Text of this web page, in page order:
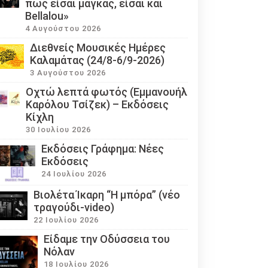
πως είσαι μάγκας, είσαι και
Bellalou»
4 Αυγούστου 2026
Διεθνείς Μουσικές Ημέρες
Καλαμάτας (24/8-6/9-2026)
3 Αυγούστου 2026
Οχτώ λεπτά φωτός (Εμμανουήλ
Καρόλου Τσίζεκ) – Εκδόσεις
Κίχλη
30 Ιουλίου 2026
Εκδόσεις Γράφημα: Νέες
Εκδόσεις
24 Ιουλίου 2026
Βιολέτα Ίκαρη “Η μπόρα” (νέο
τραγούδι-video)
22 Ιουλίου 2026
Eίδαμε την Οδύσσεια του
Νόλαν
18 Ιουλίου 2026